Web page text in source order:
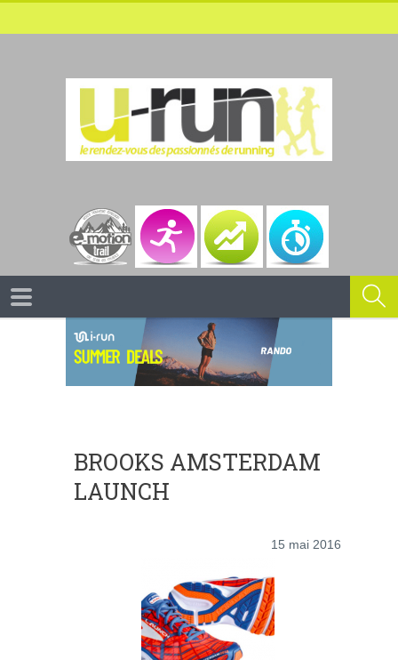
BROOKS AMSTERDAM
LAUNCH
15 mai 2016